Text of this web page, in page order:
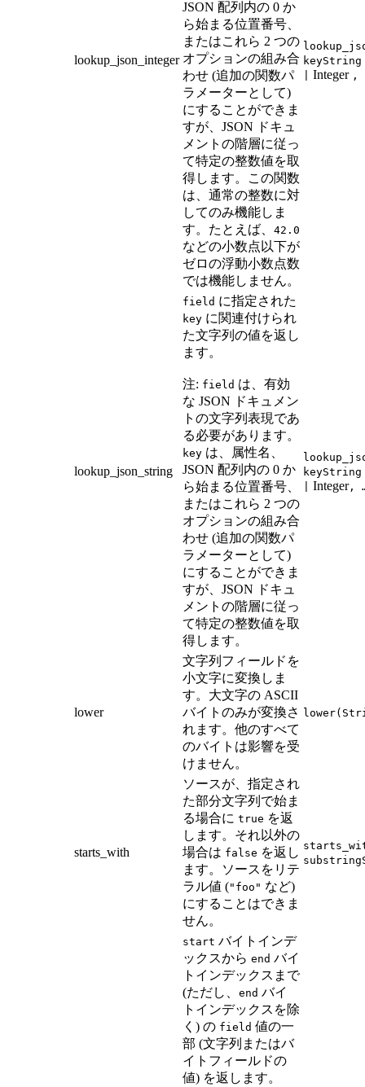
lookup_json_integer
JSON 配列内の 0 か
ら始まる位置番号、
またはこれら 2 つの
オプションの組み合
わせ (追加の関数パ
ラメーターとして)
にすることができま
すが、JSON ドキュ
メントの階層に従っ
て特定の整数値を取
得します。この関数
は、通常の整数に対
してのみ機能しま
す。たとえば、 42.0
などの小数点以下が
ゼロの浮動小数点数
では機能しません。
keyString
Integer ,
lookup_json_string
field に指定された
key に関連付けられ
た文字列の値を返し
ます。
注: field は、有効
な JSON ドキュメン
トの文字列表現であ
る必要があります。
key は、属性名、
JSON 配列内の 0 か
ら始まる位置番号、
またはこれら 2 つの
オプションの組み合
わせ (追加の関数パ
ラメーターとして)
にすることができま
すが、JSON ドキュ
メントの階層に従っ
て特定の整数値を取
得します。
keyString
Integer,
lower
文字列フィールドを
小文字に変換しま
す。大文字の ASCII
バイトのみが変換さ
れます。他のすべて
のバイトは影響を受
けません。
starts_with
ソースが、指定され
た部分文字列で始ま
る場合に true を返
します。それ以外の
場合は false を返し
ます。ソースをリテ
ラル値 ("foo" など)
にすることはできま
せん。
start バイトインデ
ックスから end バイ
トインデックスまで
(ただし、 end バイ
トインデックスを除
く) の field 値の一
部 (文字列またはバ
イトフィールドの
値) を返します。